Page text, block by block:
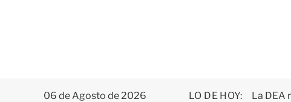
06 de Agosto de 2026 LO DE HOY: La DEA